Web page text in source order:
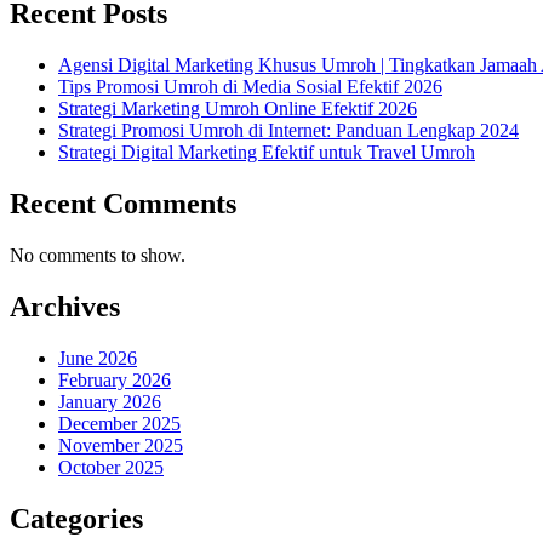
Recent Posts
Agensi Digital Marketing Khusus Umroh | Tingkatkan Jamaah
Tips Promosi Umroh di Media Sosial Efektif 2026
Strategi Marketing Umroh Online Efektif 2026
Strategi Promosi Umroh di Internet: Panduan Lengkap 2024
Strategi Digital Marketing Efektif untuk Travel Umroh
Recent Comments
No comments to show.
Archives
June 2026
February 2026
January 2026
December 2025
November 2025
October 2025
Categories